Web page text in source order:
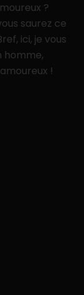
?
saurez ce
ici, je vous
homme,
!